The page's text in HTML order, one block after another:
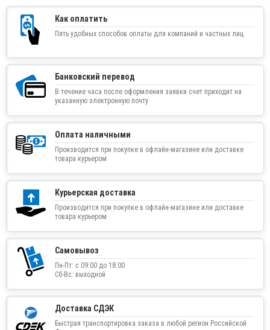
Как оплатить
Пять удобных способов оплаты для компаний и частных лиц
Банковский перевод
В течение часа после оформления заявки счет приходит на
указанную электронную почту
Оплата наличными
Производится при покупке в офлайн-магазине или доставке
товара курьером
Курьерская доставка
Производится при покупке в офлайн-магазине или доставке
товара курьером
Самовывоз
Пн-Пт: с 09:00 до 18:00
Сб-Вс: выходной
Доставка СДЭК
Быстрая транспортировка заказа в любой регион Российской